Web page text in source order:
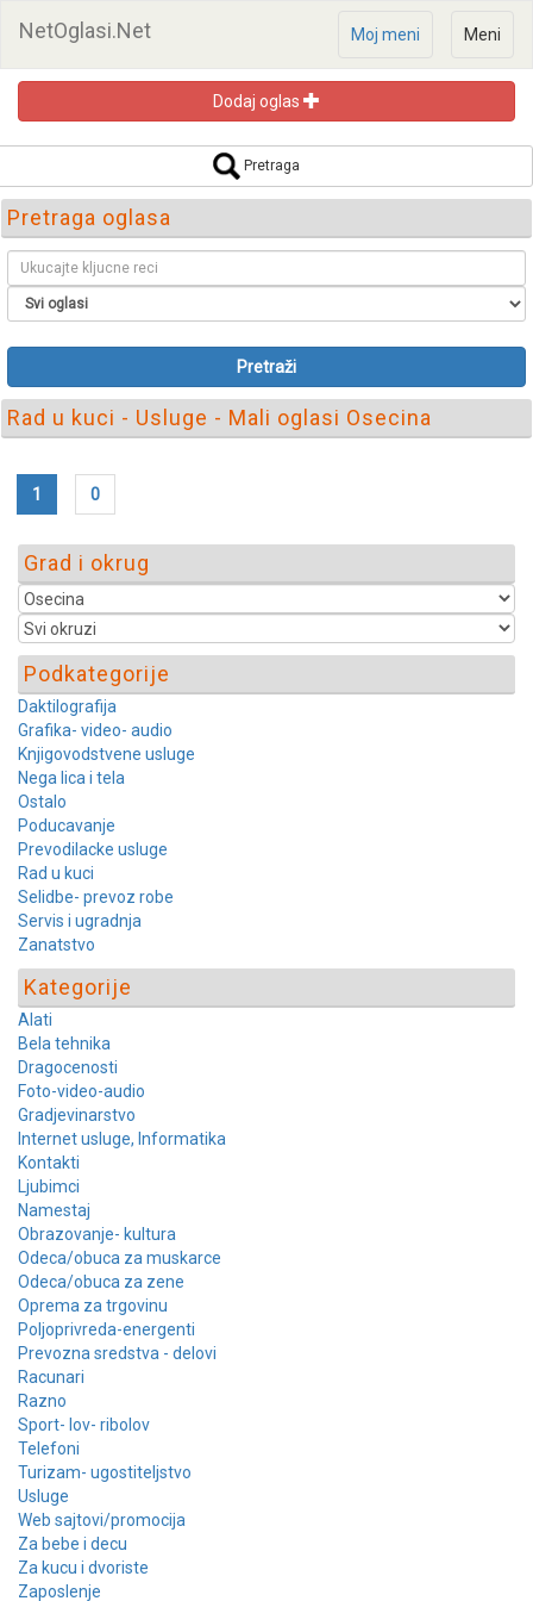
NetOglasi.Net Meni
Moj meni
Dodaj oglas
Pretraga
Pretraga oglasa
Pretraži
Rad u kuci - Usluge - Mali oglasi Osecina
1 0
Grad i okrug
Podkategorije
Daktilografija
Grafika- video- audio
Knjigovodstvene usluge
Nega lica i tela
Ostalo
Poducavanje
Prevodilacke usluge
Rad u kuci
Selidbe- prevoz robe
Servis i ugradnja
Zanatstvo
Kategorije
Alati
Bela tehnika
Dragocenosti
Foto-video-audio
Gradjevinarstvo
Internet usluge, Informatika
Kontakti
Ljubimci
Namestaj
Obrazovanje- kultura
Odeca/obuca za muskarce
Odeca/obuca za zene
Oprema za trgovinu
Poljoprivreda-energenti
Prevozna sredstva - delovi
Racunari
Razno
Sport- lov- ribolov
Telefoni
Turizam- ugostiteljstvo
Usluge
Web sajtovi/promocija
Za bebe i decu
Za kucu i dvoriste
Zaposlenje